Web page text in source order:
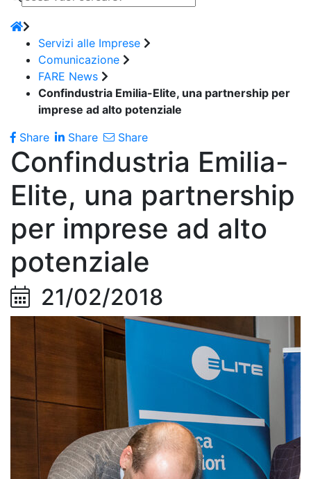
Servizi alle Imprese
Comunicazione
FARE News
Confindustria Emilia-Elite, una partnership per
imprese ad alto potenziale
Share
Share Share
Confindustria Emilia-
Elite, una partnership
per imprese ad alto
potenziale
21/02/2018